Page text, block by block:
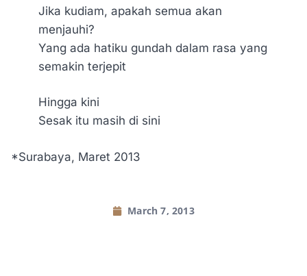
Jika kudiam, apakah semua akan
menjauhi?
Yang ada hatiku gundah dalam rasa yang
semakin terjepit
Hingga kini
Sesak itu masih di sini
*Surabaya, Maret 2013
March 7, 2013